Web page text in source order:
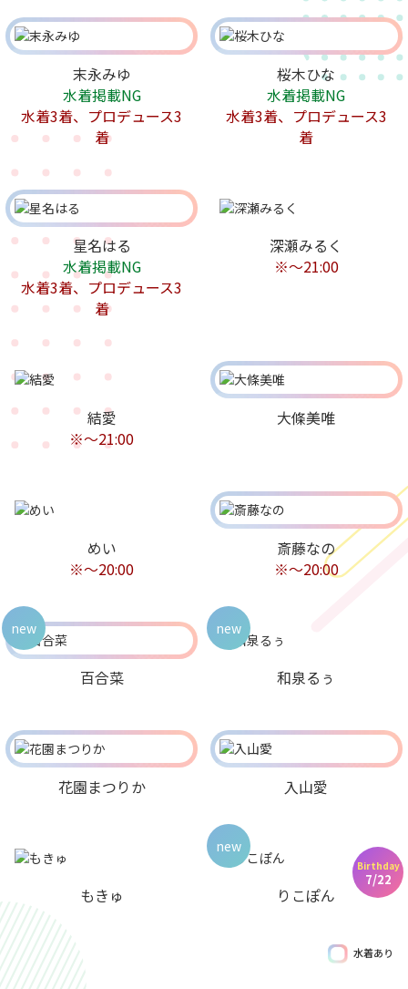
末永みゆ
水着掲載NG
水着3着、プロデュース3
着
桜木ひな
水着掲載NG
水着3着、プロデュース3
着
星名はる
水着掲載NG
水着3着、プロデュース3
着
深瀬みるく
※～21:00
結愛
※〜21:00
大條美唯
めい
※〜20:00
斎藤なの
※〜20:00
百合菜
new
和泉るぅ
new
Birthday
7/22
花園まつりか 入山愛
もきゅ りこぽん
new
水着あり